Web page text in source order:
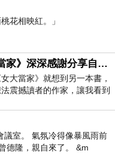
歌
花相映紅。」
好書推薦《女大當家》深深感謝分享自己想法震撼讀者的作家，讓我看到不同樣貌的家庭！
大當家》就想到另一本書，
震撼讀者的作家，讓我看到
女大
議室。 氣氛冷得像暴風雨前
德隆，親自來了。 &m